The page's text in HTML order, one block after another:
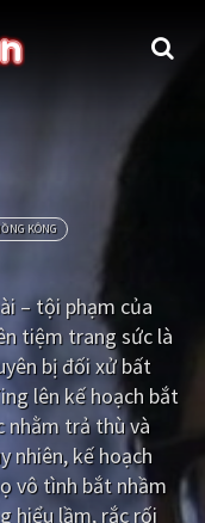
- Hình sự
- Tài liệu
KÔNG
– tội phạm của
tiệm trang sức là
bị đối xử bất
lên kế hoạch bắt
nhằm trả thù và
nhiên, kế hoạch
vô tình bắt nhầm
hiểu lầm, rắc rối